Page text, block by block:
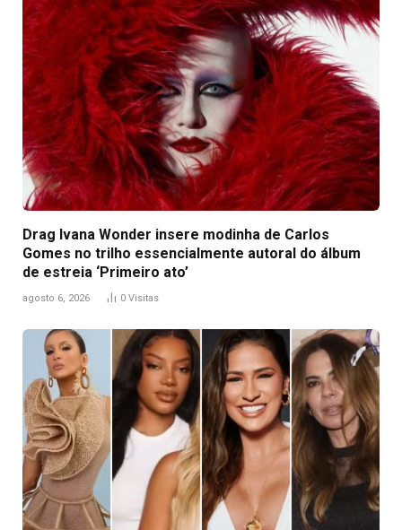
Drag Ivana Wonder insere modinha de Carlos
Gomes no trilho essencialmente autoral do álbum
de estreia ‘Primeiro ato’
agosto 6, 2026 0 Visitas